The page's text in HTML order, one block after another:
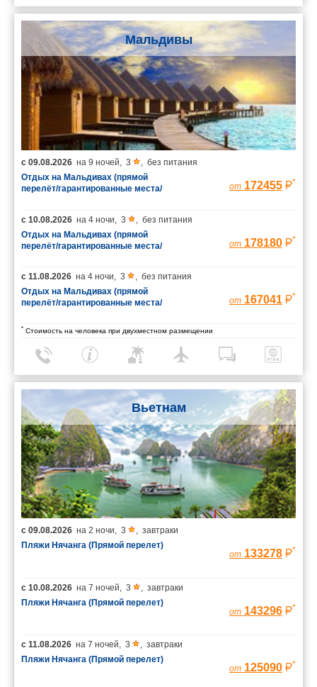
Мальдивы
с 09.08.2026 на 9 ночей 3
без питания
Отдых на Мальдивах (прямой
перелёт/гарантированные места/
от 172455 *
с 10.08.2026 на 4 ночи 3
без питания
Отдых на Мальдивах (прямой
перелёт/гарантированные места/
от 178180 *
с 11.08.2026 на 4 ночи 3
без питания
Отдых на Мальдивах (прямой
перелёт/гарантированные места/
от 167041 *
* Стоимость на человека при двухместном размещении
Вьетнам
с 09.08.2026 на 2 ночи, 3 , завтраки
Пляжи Нячанга (Прямой перелет)
от 133278 *
с 10.08.2026 на 7 ночей, 3 , завтраки
Пляжи Нячанга (Прямой перелет)
от 143296 *
с 11.08.2026 на 7 ночей, 3 , завтраки
Пляжи Нячанга (Прямой перелет)
от 125090 *